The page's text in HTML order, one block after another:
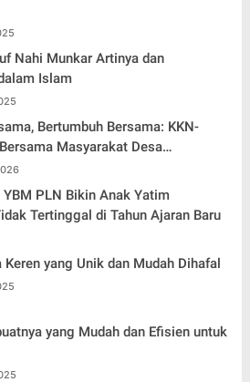
Nahi Munkar Artinya dan
Islam
Bertumbuh Bersama: KKN-
Masyarakat Desa
PLN Bikin Anak Yatim
Tertinggal di Tahun Ajaran Baru
yang Unik dan Mudah Dihafal
yang Mudah dan Efisien untuk